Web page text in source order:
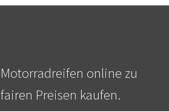
Motorradreifen online zu
fairen Preisen kaufen.